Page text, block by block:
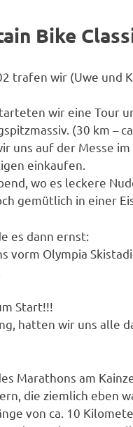
Bike
trafen wir (Uwe und
wir eine Tour
(30 km –
uns auf der Messe
einkaufen.
wo es leckere
gemütlich in einer
es dann ernst:
vorm Olympia
Start!!!
hatten wir uns alle
Marathons am
die ziemlich eben
von ca. 10